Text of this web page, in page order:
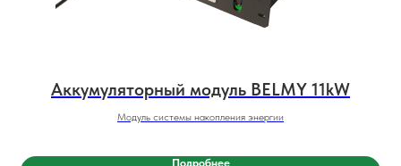
Аккумуляторный модуль BELMY 11kW
Модуль системы накопления энергии
Подробнее